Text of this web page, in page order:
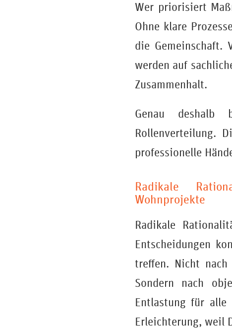
Wer priorisiert
Ohne klare
die Gemeinschaft.
werden auf
Zusammenhalt.
Genau deshalb
Rollenverteilung.
professionelle
Radikale
Wohnprojekte
Radikale
Entscheidungen
treffen. Nicht nach
Sondern nach
Entlastung für alle
Erleichterung, weil